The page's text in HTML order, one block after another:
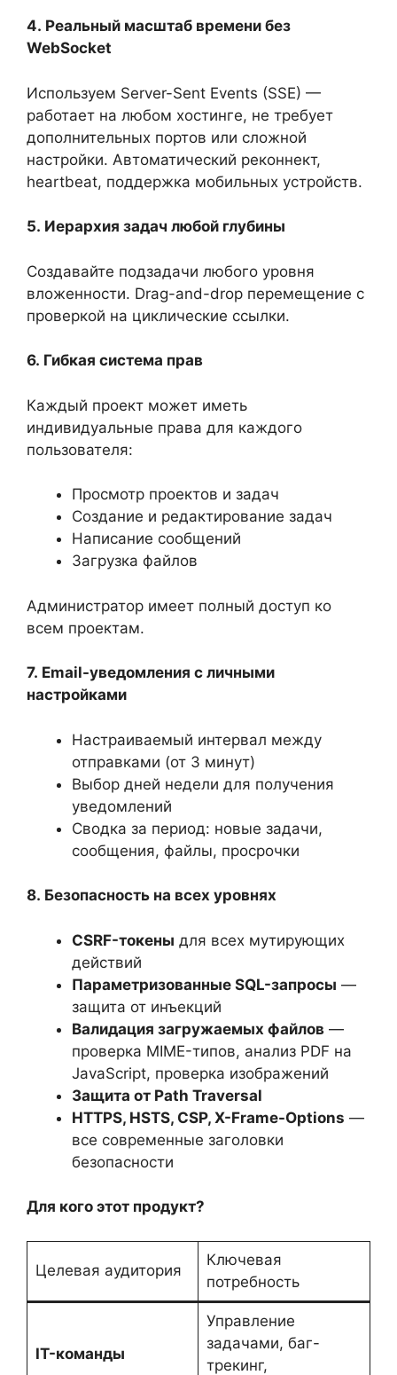
4. Реальный масштаб времени без
WebSocket
Используем Server-Sent Events (SSE) —
работает на любом хостинге, не требует
дополнительных портов или сложной
настройки. Автоматический реконнект,
heartbeat, поддержка мобильных устройств.
5. Иерархия задач любой глубины
Создавайте подзадачи любого уровня
вложенности. Drag-and-drop перемещение с
проверкой на циклические ссылки.
6. Гибкая система прав
Каждый проект может иметь
индивидуальные права для каждого
пользователя:
Просмотр проектов и задач
Создание и редактирование задач
Написание сообщений
Загрузка файлов
Администратор имеет полный доступ ко
всем проектам.
7. Email-уведомления с личными
настройками
Настраиваемый интервал между
отправками (от 3 минут)
Выбор дней недели для получения
уведомлений
Сводка за период: новые задачи,
сообщения, файлы, просрочки
8. Безопасность на всех уровнях
CSRF-токены для всех мутирующих
действий
Параметризованные SQL-запросы —
защита от инъекций
Валидация загружаемых файлов —
проверка MIME-типов, анализ PDF на
JavaScript, проверка изображений
Защита от Path Traversal
HTTPS, HSTS, CSP, X-Frame-Options —
все современные заголовки
безопасности
Для кого этот продукт?
Целевая аудитория
Ключевая
потребность
IT-команды
Управление
задачами, баг-
трекинг,